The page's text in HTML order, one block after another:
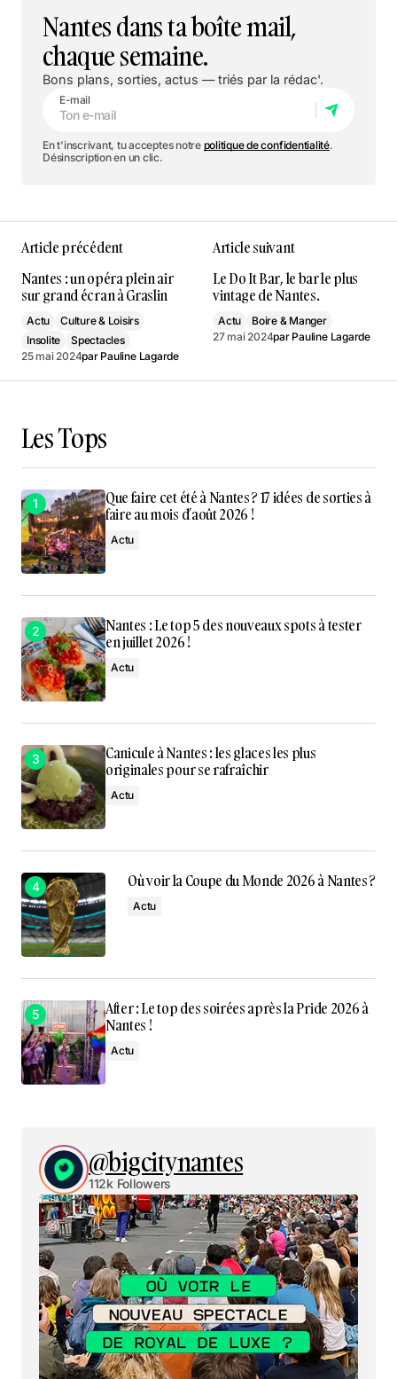
Nantes dans ta boîte mail,
chaque semaine.
Bons plans, sorties, actus — triés par la rédac'.
E-mail
En t'inscrivant, tu acceptes notre politique de confidentialité.
Désinscription en un clic.
Article précédent
Nantes : un opéra plein air
sur grand écran à Graslin
Actu
Culture & Loisirs
Insolite
Spectacles
25 mai 2024par Pauline Lagarde
Article suivant
Le Do It Bar, le bar le plus
vintage de Nantes.
Actu
Boire & Manger
27 mai 2024par Pauline Lagarde
Les Tops
Que faire cet été à Nantes ? 17 idées de sorties à
faire au mois d’août 2026 !
Actu
Nantes : Le top 5 des nouveaux spots à tester
en juillet 2026 !
Actu
Canicule à Nantes : les glaces les plus
originales pour se rafraîchir
Actu
Où voir la Coupe du Monde 2026 à Nantes ?
Actu
After : Le top des soirées après la Pride 2026 à
Nantes !
Actu
@bigcitynantes
112k Followers